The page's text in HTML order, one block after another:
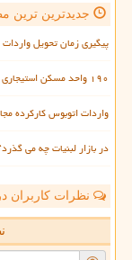
جدیدترین ترین
پیگیری زمان تحویل
۱۹۰ واحد مسکن استیجاری آماده واگذاری به زوج های جوان است
واردات اتوبوس کارکرده
در بازار لبنیات چه می
نظرات کاربران